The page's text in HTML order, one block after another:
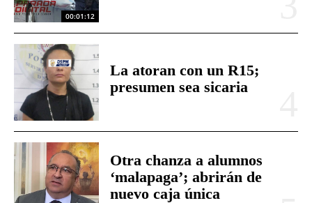
00:01:12
La atoran con un R15;
presumen sea sicaria
Otra chanza a alumnos
‘malapaga’; abrirán de
nuevo caja única